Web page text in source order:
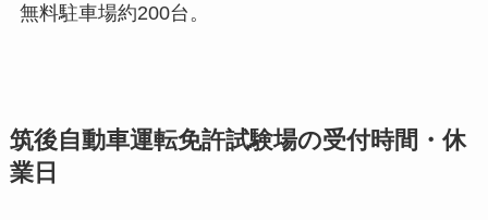
無料駐車場約200台。
筑後自動車運転免許試験場の受付時間・休
業日